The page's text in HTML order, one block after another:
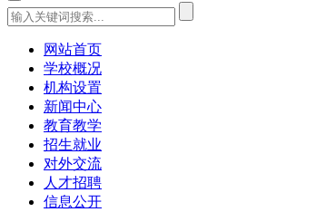
网站首页
学校概况
机构设置
新闻中心
教育教学
招生就业
对外交流
人才招聘
信息公开